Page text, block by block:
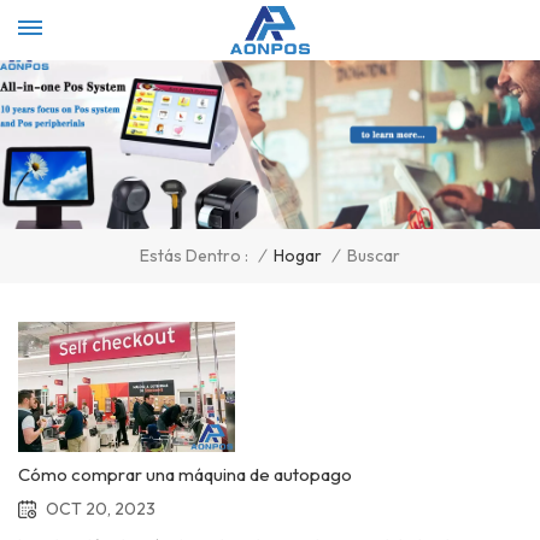
Estás Dentro : / Hogar / Buscar
Cómo comprar una máquina de autopago
OCT 20, 2023